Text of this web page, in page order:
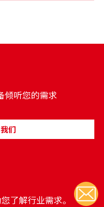
倾听您的需求
们
了解行业需求。